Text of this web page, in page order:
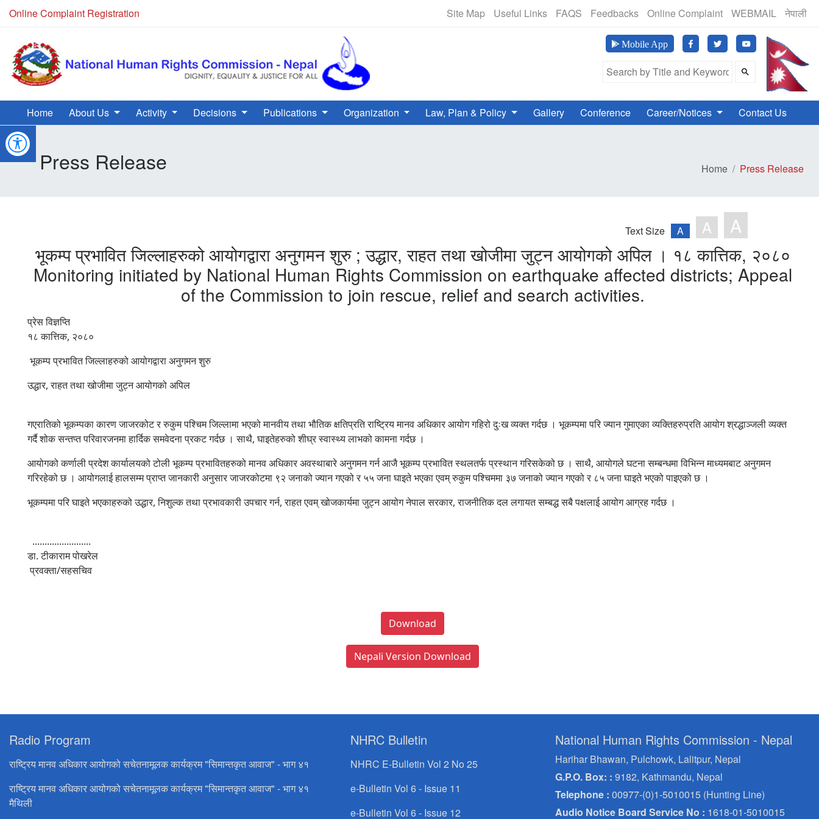
Online Complaint Registration NHRC Hotline - +977-1-5010000 (24 Hours, 365 Days) मानव
Site Map Useful Links FAQS Feedbacks Online Complaint WEBMAIL नेपाली
Mobile App
Search Field
Home About Us Activity Decisions Publications Organization Law, Plan & Policy Gallery Conference Career/Notices Contact Us
Press Release Home Press Release
Text Size A A A
भूकम्प प्रभावित जिल्लाहरुको आयोगद्वारा अनुगमन शुरु ; उद्धार, राहत तथा खोजीमा जुट्न आयोगको अपिल । १८ कात्तिक, २०८०
Monitoring initiated by National Human Rights Commission on earthquake affected districts; Appeal
of the Commission to join rescue, relief and search activities.
प्रेस विज्ञप्ति
१८ कात्तिक, २०८०
भूकम्प प्रभावित जिल्लाहरुको आयोगद्वारा अनुगमन शुरु
उद्धार, राहत तथा खोजीमा जुट्न आयोगको अपिल
गएरातिको भूकम्पका कारण जाजरकोट र रुकुम पश्चिम जिल्लामा भएको मानवीय तथा भौतिक क्षतिप्रति राष्ट्रिय मानव अधिकार आयोग गहिरो दुःख व्यक्त गर्दछ । भूकम्पमा परि ज्यान गुमाएका व्यक्तिहरुप्रति आयोग श्रद्धाञ्जली व्यक्त
गर्दै शोक सन्तप्त परिवारजनमा हार्दिक समवेदना प्रकट गर्दछ । साथै, घाइतेहरुको शीघ्र स्वास्थ्य लाभको कामना गर्दछ ।
आयोगको कर्णाली प्रदेश कार्यालयको टोली भूकम्प प्रभावितहरुको मानव अधिकार अवस्थाबारे अनुगमन गर्न आजै भूकम्प प्रभावित स्थलतर्फ प्रस्थान गरिसकेको छ । साथै, आयोगले घटना सम्बन्धमा विभिन्न माध्यमबाट अनुगमन
गरिरहेको छ । आयोगलाई हालसम्म प्राप्त जानकारी अनुसार जाजरकोटमा ९२ जनाको ज्यान गएको र ५५ जना घाइते भएका एवम् रुकुम पश्चिममा ३७ जनाको ज्यान गएको र ८५ जना घाइते भएको पाइएको छ ।
भूकम्पमा परि घाइते भएकाहरुको उद्धार, निशुल्क तथा प्रभावकारी उपचार गर्न, राहत एवम् खोजकार्यमा जुट्न आयोग नेपाल सरकार, राजनीतिक दल लगायत सम्बद्ध सबै पक्षलाई आयोग आग्रह गर्दछ ।
........................
डा. टीकाराम पोखरेल
प्रवक्ता/सहसचिव
Download
Nepali Version Download
Radio Program
राष्ट्रिय मानव अधिकार आयोगको सचेतनामूलक कार्यक्रम "सिमान्तकृत आवाज" - भाग ४१
राष्ट्रिय मानव अधिकार आयोगको सचेतनामूलक कार्यक्रम "सिमान्तकृत आवाज" - भाग ४१
मैथिली
NHRC Bulletin
NHRC E-Bulletin Vol 2 No 25
e-Bulletin Vol 6 - Issue 11
e-Bulletin Vol 6 - Issue 12
National Human Rights Commission - Nepal
Harihar Bhawan, Pulchowk, Lalitpur, Nepal
G.P.O. Box: : 9182, Kathmandu, Nepal
Telephone : 00977-(0)1-5010015 (Hunting Line)
Audio Notice Board Service No : 1618-01-5010015